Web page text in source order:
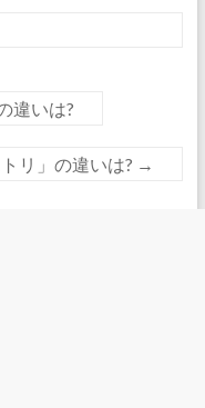
違いは?
リ」の違いは? →